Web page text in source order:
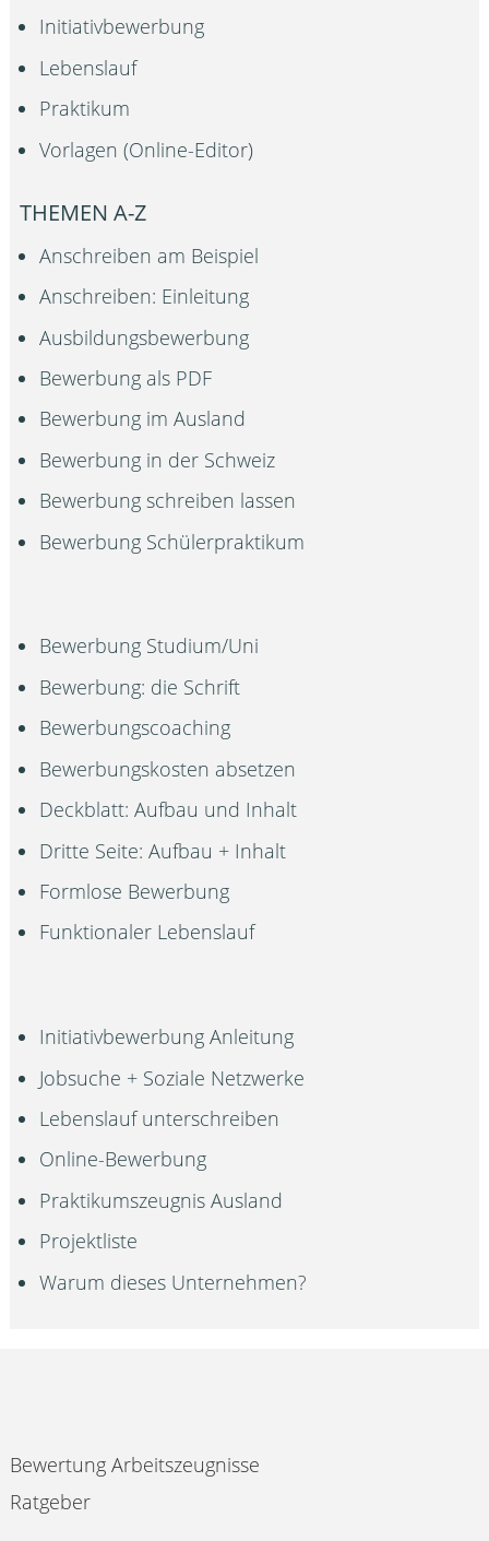
Initiativbewerbung
Lebenslauf
Praktikum
Vorlagen (Online-Editor)
THEMEN A-Z
Anschreiben am Beispiel
Anschreiben: Einleitung
Ausbildungsbewerbung
Bewerbung als PDF
Bewerbung im Ausland
Bewerbung in der Schweiz
Bewerbung schreiben lassen
Bewerbung Schülerpraktikum
Bewerbung Studium/Uni
Bewerbung: die Schrift
Bewerbungscoaching
Bewerbungskosten absetzen
Deckblatt: Aufbau und Inhalt
Dritte Seite: Aufbau + Inhalt
Formlose Bewerbung
Funktionaler Lebenslauf
Initiativbewerbung Anleitung
Jobsuche + Soziale Netzwerke
Lebenslauf unterschreiben
Online-Bewerbung
Praktikumszeugnis Ausland
Projektliste
Warum dieses Unternehmen?
Bewertung Arbeitszeugnisse
Ratgeber